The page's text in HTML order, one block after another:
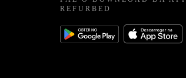
REFURBED